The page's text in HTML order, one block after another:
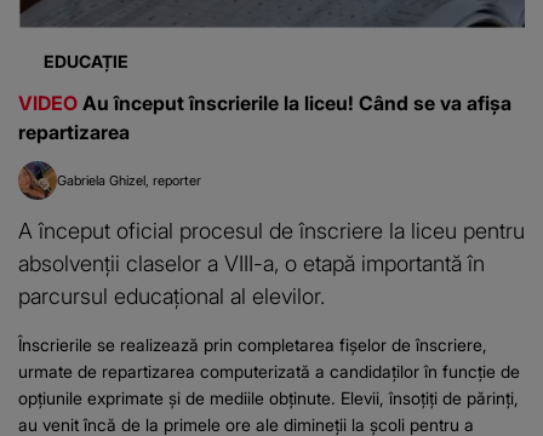
EDUCAȚIE
VIDEO Au început înscrierile la liceu! Când se va afișa
repartizarea
Gabriela Ghizel reporter
A început oficial procesul de înscriere la liceu pentru
absolvenții claselor a VIII-a, o etapă importantă în
parcursul educațional al elevilor.
Înscrierile se realizează prin completarea fișelor de înscriere,
urmate de repartizarea computerizată a candidaților în funcție de
opțiunile exprimate și de mediile obținute. Elevii, însoțiți de părinți,
au venit încă de la primele ore ale dimineții la școli pentru a